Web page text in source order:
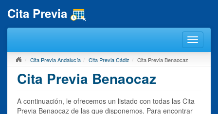
Cita Previa
Cita Previa Andalucía Cita Previa Cádiz Cita Previa Benaocaz
Cita Previa Benaocaz
A continuación, le ofrecemos un listado con todas las Cita
Previa Benaocaz de las que disponemos. Para encontrar